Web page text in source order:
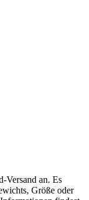
Versand an. Es
Größe oder